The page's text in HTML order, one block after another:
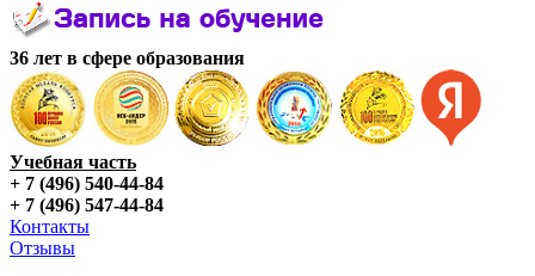
36 лет в сфере образования
Учебная часть
+ 7 (496) 540-44-84
+ 7 (496) 547-44-84
Контакты
Отзывы